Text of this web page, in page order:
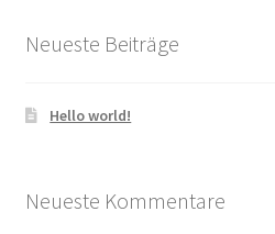
Neueste Beiträge
Hello world!
Neueste Kommentare